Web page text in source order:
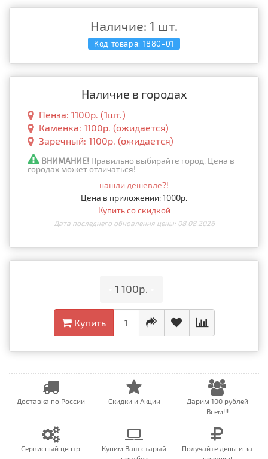
Наличие: 1 шт.
Код товара: 1880-01
Наличие в городах
Пенза: 1100р. (1шт.)
Каменка: 1100р. (ожидается)
Заречный: 1100р. (ожидается)
ВНИМАНИЕ! Правильно выбирайте город. Цена в
городах может отличаться!
нашли дешевле?!
Цена в приложении: 1000р.
Купить со скидкой
Дата последнего обновления цены: 08.08.2026
1 100р.
Купить
Доставка по России Скидки и Акции
Дарим 100 рублей
Всем!!!
Сервисный центр
Купим Ваш старый
Получайте деньги за